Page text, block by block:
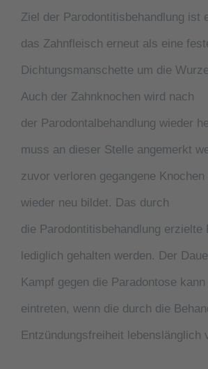
Ziel der Parodontitisbehandlung ist
das Zahnfleisch erneut als eine
Dichtungsmanschette um die
Auch der Zahnknochen wird nach
der Parodontalbehandlung wieder
muss an dieser Stelle angemerkt
zuvor verloren gegangene
wieder neu bildet. Das durch
die Parodontitisbehandlung erzielte
lediglich gehalten werden. Der
Kampf gegen die Paradontose kann
eintreten, wenn die durch die
Entzündungsfreiheit lebenslänglich